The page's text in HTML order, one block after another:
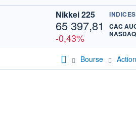
Nikkei 225
65 397,81
-0,43%
INDICES
CAC
Bourse